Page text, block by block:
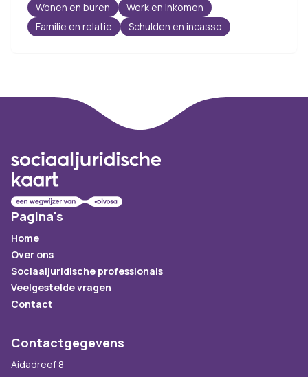
Wonen en buren
Werk en inkomen
Familie en relatie
Schulden en incasso
Pagina's
Home
Over ons
Sociaaljuridische professionals
Veelgestelde vragen
Contact
Contactgegevens
Aidadreef 8